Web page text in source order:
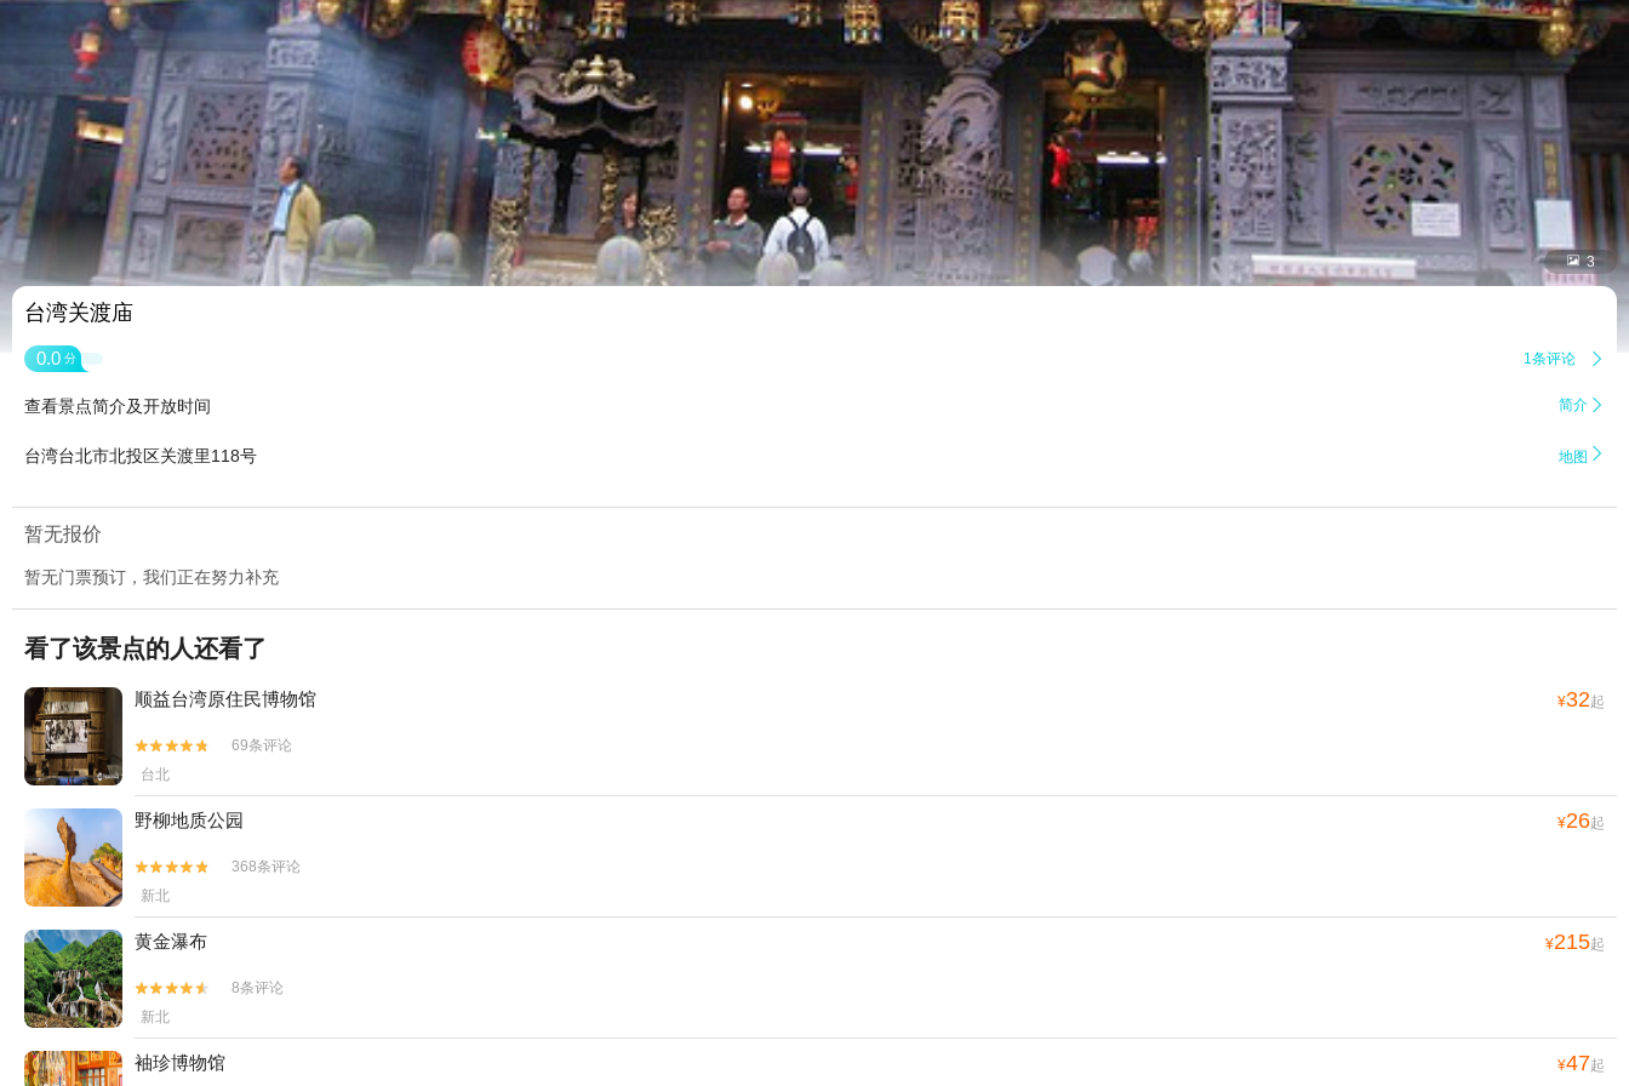
 3
台湾关渡庙
0.0 分 1条评论 
查看景点简介及开放时间 简介 
台湾台北市北投区关渡里118号 地图 
暂无报价
暂无门票预订，我们正在努力补充
看了该景点的人还看了
顺益台湾原住民博物馆 ¥32起


69条评论
台北
野柳地质公园 ¥26起


368条评论
新北
黄金瀑布 ¥215起


8条评论
新北
袖珍博物馆 ¥47起